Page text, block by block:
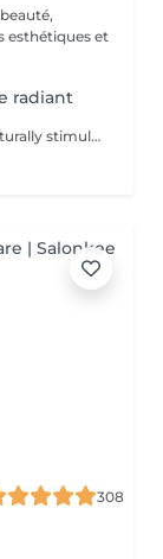
radiant
Microneedling, an aesthetic treatment that naturally stimulates collagen and elastin production. Ideal for improving skin texture, minimizing enlarged pores, reducing fine lines, acne scars, or pigmentation spots. Gentle and effective technique, suitable for all skin types. Professional serums used for optimal results. Personalized consultation before each session.
308